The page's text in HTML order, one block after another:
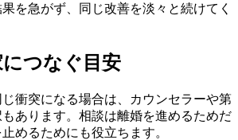
を急がず、同じ改善を淡々と続けてく
つなぐ目安
衝突になる場合は、カウンセラーや第
あります。相談は離婚を進めるためだ
めるためにも役立ちます。